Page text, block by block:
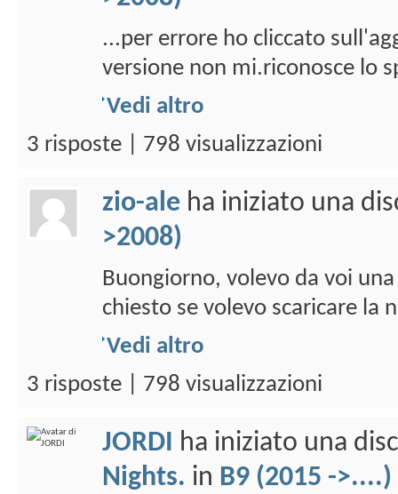
...per errore ho cliccato
versione non mi.riconosce lo
Vedi altro
3 risposte | 798 visualizzazioni
zio-ale ha iniziato una
>2008)
Buongiorno, volevo da voi
chiesto se volevo scaricare la
Vedi altro
3 risposte | 798 visualizzazioni
JORDI ha iniziato una
Nights. in B9 (2015 ->....)